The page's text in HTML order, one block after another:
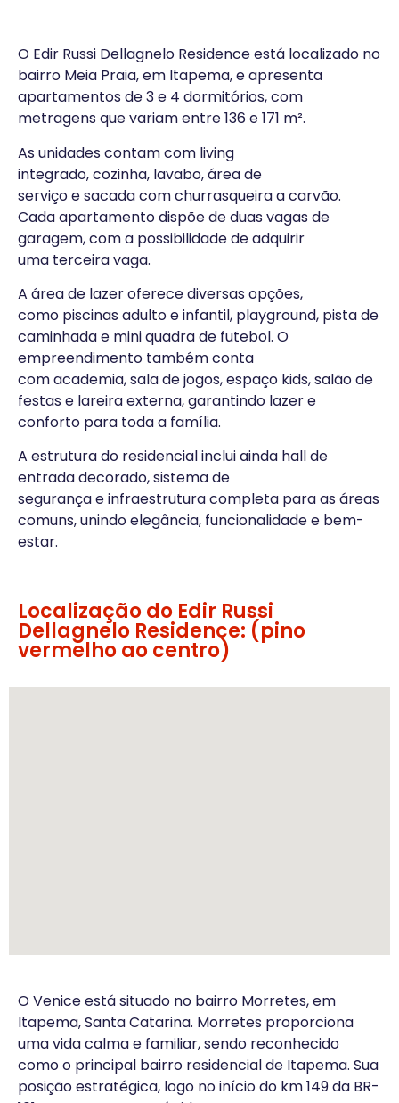
O Edir Russi Dellagnelo Residence está localizado no
bairro Meia Praia, em Itapema, e apresenta
apartamentos de 3 e 4 dormitórios, com
metragens que variam entre 136 e 171 m².
As unidades contam com living
integrado, cozinha, lavabo, área de
serviço e sacada com churrasqueira a carvão.
Cada apartamento dispõe de duas vagas de
garagem, com a possibilidade de adquirir
uma terceira vaga.
A área de lazer oferece diversas opções,
como piscinas adulto e infantil, playground, pista de
caminhada e mini quadra de futebol. O
empreendimento também conta
com academia, sala de jogos, espaço kids, salão de
festas e lareira externa, garantindo lazer e
conforto para toda a família.
A estrutura do residencial inclui ainda hall de
entrada decorado, sistema de
segurança e infraestrutura completa para as áreas
comuns, unindo elegância, funcionalidade e bem-
estar.
Localização do Edir Russi
Dellagnelo Residence: (pino
vermelho ao centro)
O Venice está situado no bairro Morretes, em
Itapema, Santa Catarina. Morretes proporciona
uma vida calma e familiar, sendo reconhecido
como o principal bairro residencial de Itapema. Sua
posição estratégica, logo no início do km 149 da BR-